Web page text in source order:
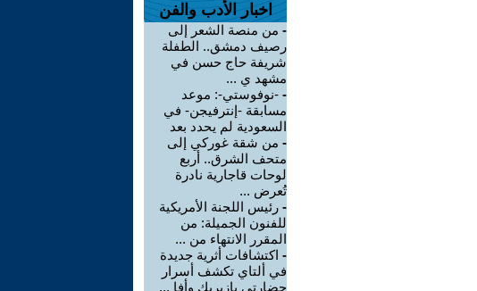
اخبار الأدب والفن
- من منصة الشعر إلى
رصيف دمشق.. الطفلة
شريفة حاج حسن في
مشهد ي ...
- -نوفوستي-: موعد
مسابقة -إنترفيجن- في
السعودية لم يحدد بعد
- من شقة غوركي إلى
متحف الشرق.. أربع
لوحات قاجارية نادرة
تُعرض ...
- رئيس اللجنة الأمريكية
للفنون الجميلة: من
المقرر الانتهاء من ...
- اكتشافات أثرية جديدة
في ألتاي تكشف أسرار
حضارتي بازيريك وأفا ...